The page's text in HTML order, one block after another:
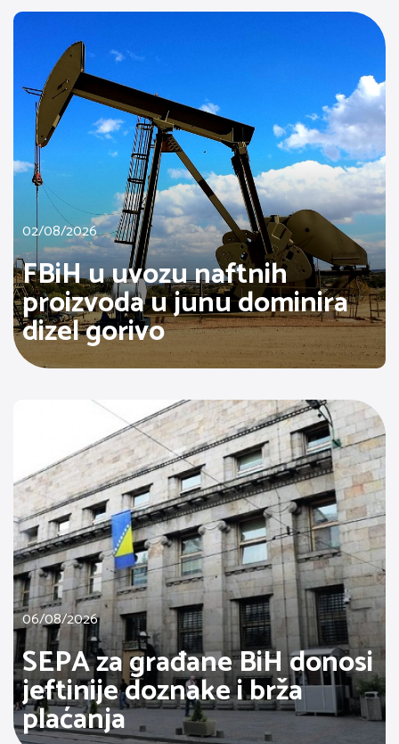
02/08/2026
FBiH u uvozu naftnih
proizvoda u junu dominira
dizel gorivo
06/08/2026
SEPA za građane BiH donosi
jeftinije doznake i brža
plaćanja